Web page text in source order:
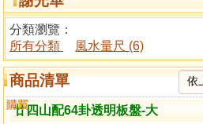
分類瀏覽：
所有分類
風水量尺 (6)
商品清單
廿四山配64卦透明板盤-大
購買
比較